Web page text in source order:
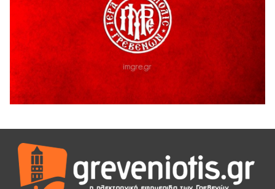
ΑΗ ΛΑΟΣ | 5 Αυγούστου | Υπαίθριο Θέατρο “Καστράκι”,
41η Γιορτή Κρασιού στο Τρίκωμο – «Γιορτή Παράδοσης»
5 Αυγούστου 2026
ΕΥΧΑΡΙΣΤΙΕΣ Φυσιολατρικού Συλλόγου Γρεβενών
4 Αυγούστου 2026